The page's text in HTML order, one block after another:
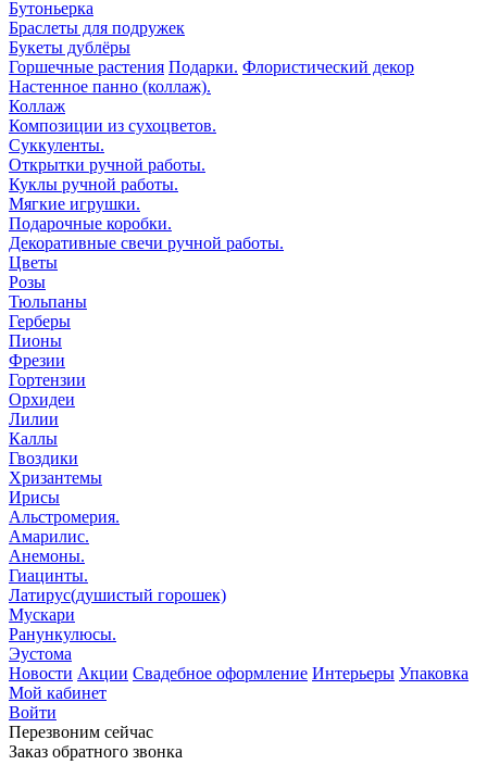
Бутоньерка
Браслеты для подружек
Букеты дублёры
Горшечные растения Подарки. Флористический декор
Настенное панно (коллаж).
Коллаж
Композиции из сухоцветов.
Суккуленты.
Открытки ручной работы.
Куклы ручной работы.
Мягкие игрушки.
Подарочные коробки.
Декоративные свечи ручной работы.
Цветы
Розы
Тюльпаны
Герберы
Пионы
Фрезии
Гортензии
Орхидеи
Лилии
Каллы
Гвоздики
Хризантемы
Ирисы
Альстромерия.
Амарилис.
Анемоны.
Гиацинты.
Латирус(душистый горошек)
Мускари
Ранункулюсы.
Эустома
Новости Акции Свадебное оформление Интерьеры Упаковка
Мой кабинет
Войти
Перезвоним сейчас
Заказ обратного звонка